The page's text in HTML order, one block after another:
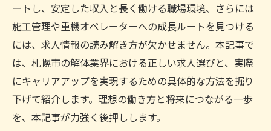
ートし、安定した収入と長く働ける職場環境、さらには
施工管理や重機オペレーターへの成長ルートを見つける
には、求人情報の読み解き方が欠かせません。本記事で
は、札幌市の解体業界における正しい求人選びと、実際
にキャリアアップを実現するための具体的な方法を掘り
下げて紹介します。理想の働き方と将来につながる一歩
を、本記事が力強く後押しします。